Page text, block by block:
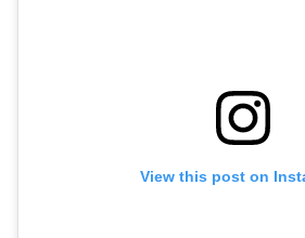
View this post on